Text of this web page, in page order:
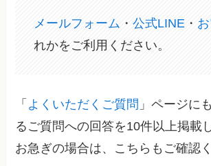
メールフォーム ・公式LINE ・
れかをご利用ください。
「 よくいただくご質問 」ページに
るご質問への回答を10件以上掲載
お急ぎの場合は、こちらもご確認